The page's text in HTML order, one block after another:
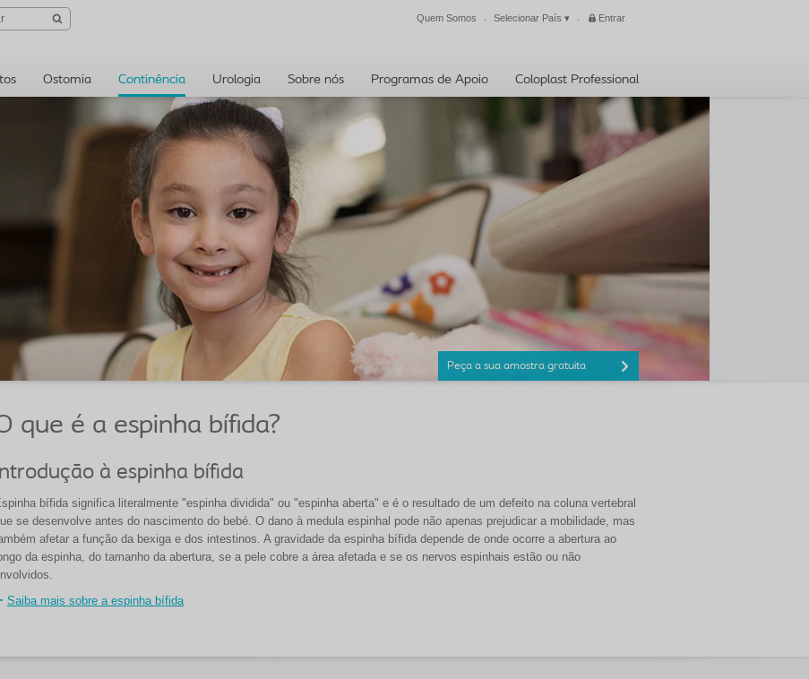
Quem Somos Selecionar País ▾ Entrar
Ostomia Continência Urologia Sobre nós Programas de Apoio Coloplast Professional
Peça a sua amostra gratuita
que é a espinha bífida?
Introdução à espinha bífida
bífida significa literalmente "espinha dividida" ou "espinha aberta" e é o resultado de um defeito na coluna vertebral
se desenvolve antes do nascimento do bebé. O dano à medula espinhal pode não apenas prejudicar a mobilidade, mas
afetar a função da bexiga e dos intestinos. A gravidade da espinha bífida depende de onde ocorre a abertura ao
da espinha, do tamanho da abertura, se a pele cobre a área afetada e se os nervos espinhais estão ou não
Saiba mais sobre a espinha bífida